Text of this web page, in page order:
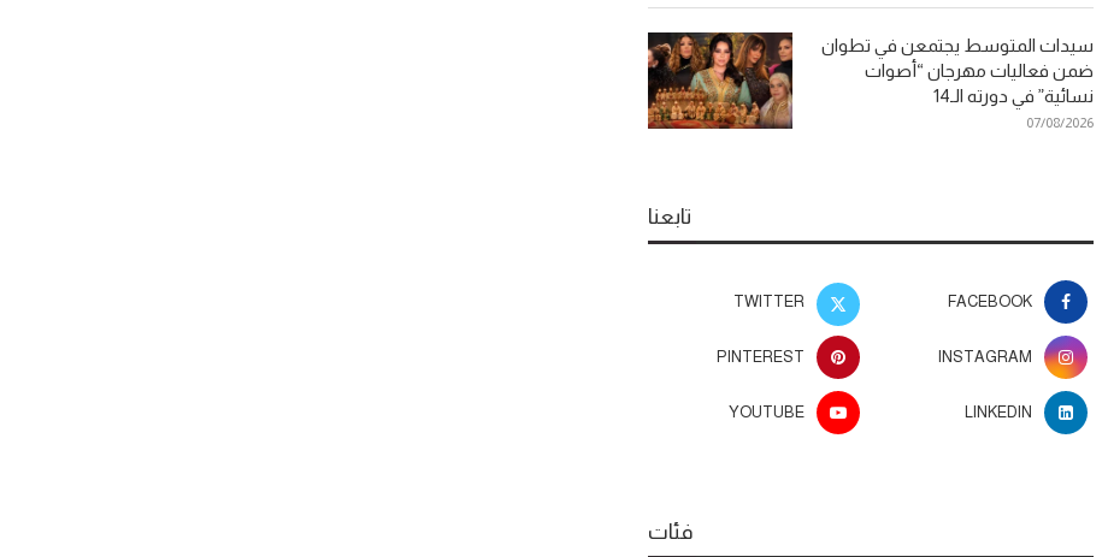
سيدات المتوسط يجتمعن في تطوان
ضمن فعاليات مهرجان “أصوات
نسائية” في دورته الـ14
07/08/2026
تابعنا
FACEBOOK
TWITTER
INSTAGRAM
PINTEREST
LINKEDIN
YOUTUBE
فئات